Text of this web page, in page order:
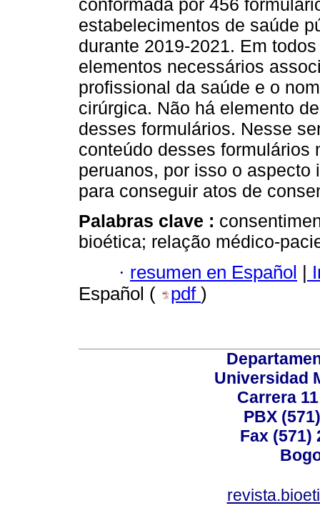
conformada por 456
estabelecimentos de saúde
durante 2019-2021. Em
elementos necessários
profissional da saúde e o
cirúrgica. Não há elemento
desses formulários. Nesse
conteúdo desses formulários
peruanos, por isso o
para conseguir atos de
Palabras clave :
bioética; relação médico-
· resumen en Español |
Español (
pdf )
Universidad
Carrera
PBX
Fax (571)